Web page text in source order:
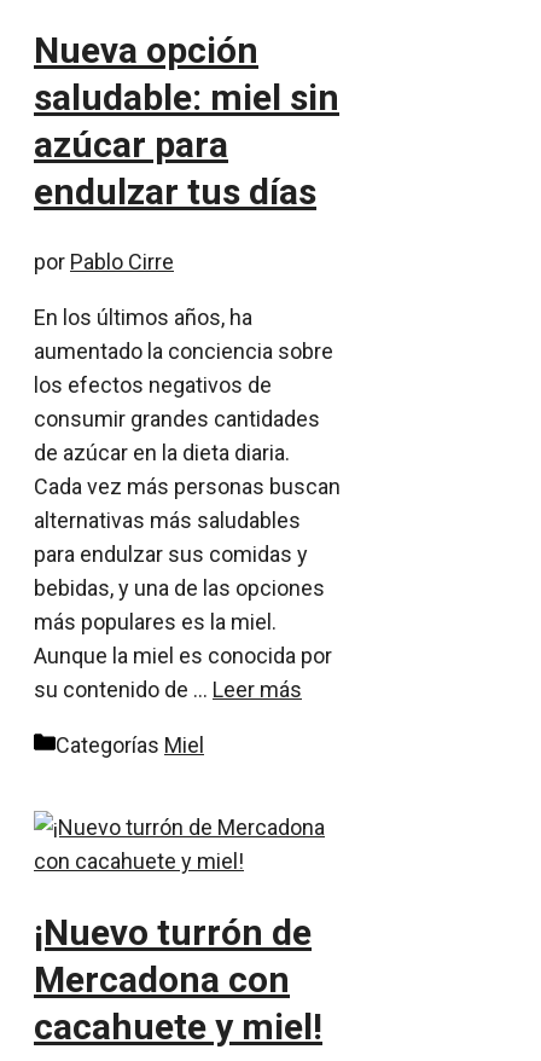
Nueva opción
saludable: miel sin
azúcar para
endulzar tus días
por Pablo Cirre
En los últimos años, ha
aumentado la conciencia sobre
los efectos negativos de
consumir grandes cantidades
de azúcar en la dieta diaria.
Cada vez más personas buscan
alternativas más saludables
para endulzar sus comidas y
bebidas, y una de las opciones
más populares es la miel.
Aunque la miel es conocida por
su contenido de … Leer más
Categorías Miel
¡Nuevo turrón de
Mercadona con
cacahuete y miel!